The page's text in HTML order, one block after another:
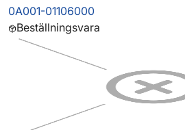
0A001-01106000
Beställningsvara